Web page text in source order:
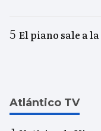
El piano sale a
Atlántico TV